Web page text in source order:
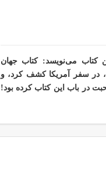
کتاب می‌نویسد: کتاب جهان
در سفر آمریکا کشف کرد، و
در باب این کتاب کرده بود!